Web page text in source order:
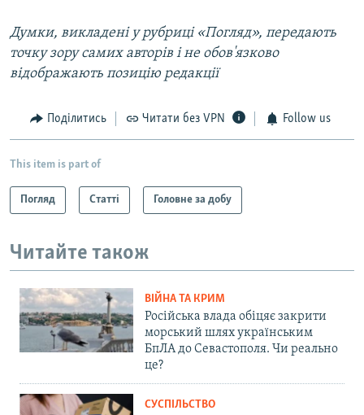
Думки, викладені у рубриці «Погляд», передають
точку зору самих авторів і не обов'язково
відображають позицію редакції
Поділитись Читати без VPN Follow us
This item is part of
Погляд Статті Головне за добу
Читайте також
ВІЙНА ТА КРИМ
Російська влада обіцяє закрити
морський шлях українським
БпЛА до Севастополя. Чи реально
це?
СУСПІЛЬСТВО